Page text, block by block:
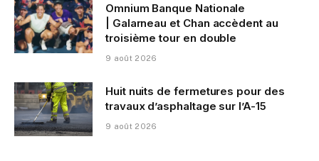
Omnium Banque Nationale
| Galarneau et Chan accèdent au
troisième tour en double
9 août 2026
Huit nuits de fermetures pour des
travaux d’asphaltage sur l’A-15
9 août 2026